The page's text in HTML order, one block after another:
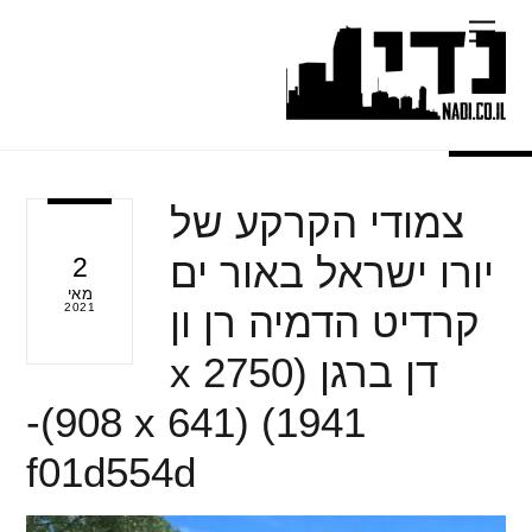
content
Menu
2
מאי
2021
צמודי הקרקע של
יורו ישראל באור ים
קרדיט הדמיה רן ון
דן ברגן (2750 x
1941) (908 x 641)-
f01d554d